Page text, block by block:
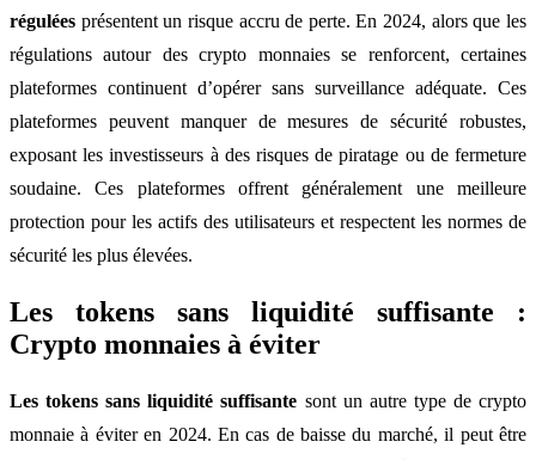
régulées présentent un risque accru de perte. En 2024, alors que les
régulations autour des crypto monnaies se renforcent, certaines
plateformes continuent d’opérer sans surveillance adéquate. Ces
plateformes peuvent manquer de mesures de sécurité robustes,
exposant les investisseurs à des risques de piratage ou de fermeture
soudaine. Ces plateformes offrent généralement une meilleure
protection pour les actifs des utilisateurs et respectent les normes de
sécurité les plus élevées.
Les tokens sans liquidité suffisante :
Crypto monnaies à éviter
Les tokens sans liquidité suffisante sont un autre type de crypto
monnaie à éviter en 2024. En cas de baisse du marché, il peut être